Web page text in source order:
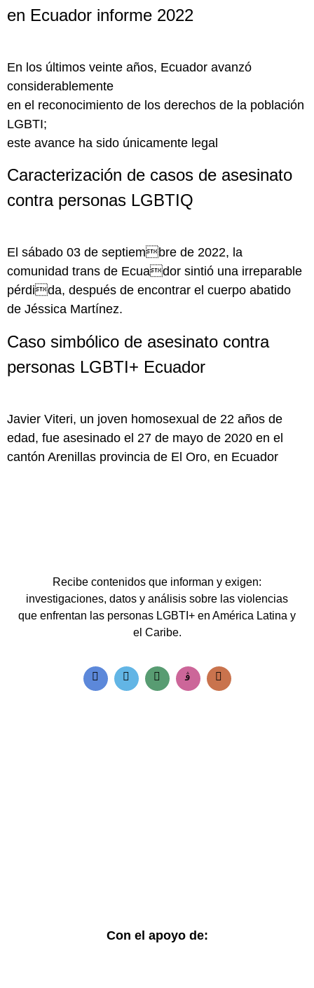
en Ecuador informe 2022
En los últimos veinte años, Ecuador avanzó
considerablemente
en el reconocimiento de los derechos de la población
LGBTI;
este avance ha sido únicamente legal
Caracterización de casos de asesinato
contra personas LGBTIQ
El sábado 03 de septiembre de 2022, la
comunidad trans de Ecuador sintió una irreparable
pérdida, después de encontrar el cuerpo abatido
de Jéssica Martínez.
Caso simbólico de asesinato contra
personas LGBTI+ Ecuador
Javier Viteri, un joven homosexual de 22 años de
edad, fue asesinado el 27 de mayo de 2020 en el
cantón Arenillas provincia de El Oro, en Ecuador
Recibe contenidos que informan y exigen:
investigaciones, datos y análisis sobre las violencias
que enfrentan las personas LGBTI+ en América Latina y
el Caribe.
Con el apoyo de: